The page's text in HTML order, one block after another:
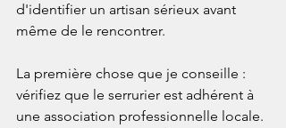
d'identifier un artisan sérieux avant
même de le rencontrer.
La première chose que je conseille :
vérifiez que le serrurier est adhérent à
une association professionnelle locale.